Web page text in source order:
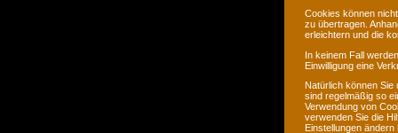
Cookies können
zu übertragen.
erleichtern und die
In keinem Fall
Einwilligung eine
Natürlich können
sind regelmäßig so
Verwendung von
verwenden Sie die
Einstellungen